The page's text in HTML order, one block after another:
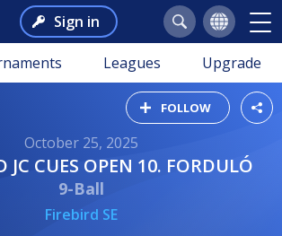
Sign in
Leagues Upgrade
FOLLOW
October 25, 2025
JC CUES OPEN 10. FORDULÓ
9-Ball
Firebird SE